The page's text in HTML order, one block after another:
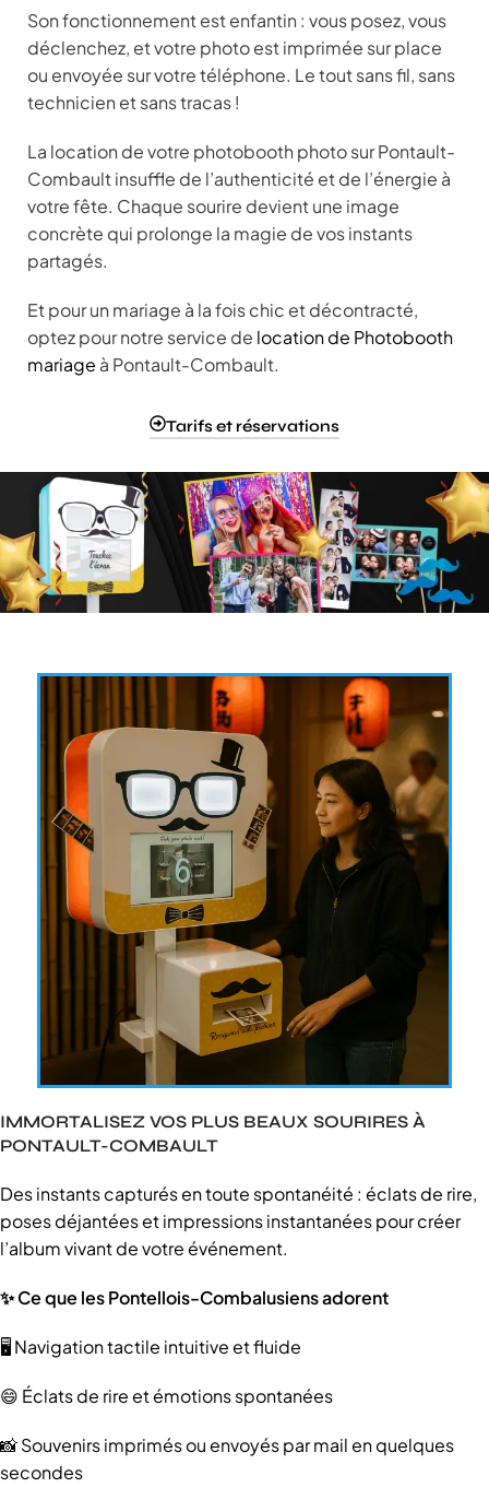
Son fonctionnement est enfantin : vous posez, vous
déclenchez, et votre photo est imprimée sur place
ou envoyée sur votre téléphone. Le tout sans fil, sans
technicien et sans tracas !
La location de votre photobooth photo sur Pontault-
Combault insuffle de l’authenticité et de l’énergie à
votre fête. Chaque sourire devient une image
concrète qui prolonge la magie de vos instants
partagés.
Et pour un mariage à la fois chic et décontracté,
optez pour notre service de location de Photobooth
mariage à Pontault-Combault.
Tarifs et réservations
IMMORTALISEZ VOS PLUS BEAUX SOURIRES À
PONTAULT-COMBAULT
Des instants capturés en toute spontanéité : éclats de rire,
poses déjantées et impressions instantanées pour créer
l’album vivant de votre événement.
✨ Ce que les Pontellois-Combalusiens adorent
🖥️ Navigation tactile intuitive et fluide
😄 Éclats de rire et émotions spontanées
📸 Souvenirs imprimés ou envoyés par mail en quelques
secondes